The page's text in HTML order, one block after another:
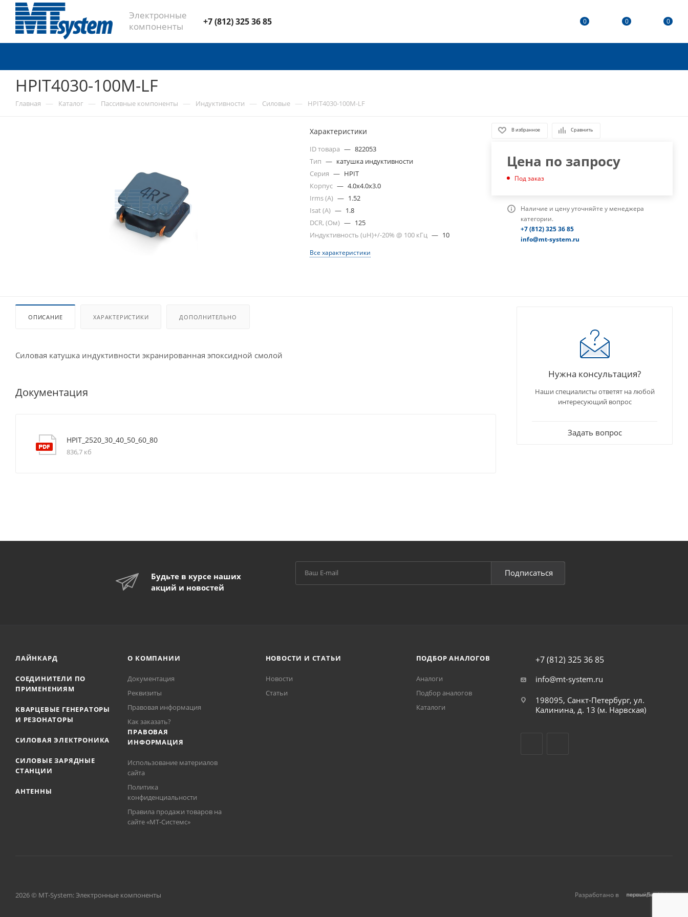
Электронные
компоненты
+7 (812) 325 36 85 0 0 0
HPIT4030-100M-LF
Главная — Каталог — Пассивные компоненты — Индуктивности — Силовые — HPIT4030-100M-LF
Характеристики
ID товара — 822053
Тип — катушка индуктивности
Серия — HPIT
Корпус — 4.0x4.0x3.0
Irms (A) — 1.52
Isat (A) — 1.8
DCR, (Ом) — 125
Индуктивность (uH)+/-20% @ 100 кГц — 10
Все характеристики
В избранное Сравнить
Цена по запросу
Под заказ
Наличие и цену уточняйте у менеджера
категории.
+7 (812) 325 36 85
info@mt-system.ru
ОПИСАНИЕ ХАРАКТЕРИСТИКИ ДОПОЛНИТЕЛЬНО
Силовая катушка индуктивности экранированная эпоксидной смолой
Документация
HPIT_2520_30_40_50_60_80
836,7 кб
Нужна консультация?
Наши специалисты ответят на любой
интересующий вопрос
Задать вопрос
Будьте в курсе наших
акций и новостей
Подписаться
ЛАЙНКАРД
СОЕДИНИТЕЛИ ПО
ПРИМЕНЕНИЯМ
КВАРЦЕВЫЕ ГЕНЕРАТОРЫ
И РЕЗОНАТОРЫ
СИЛОВАЯ ЭЛЕКТРОНИКА
СИЛОВЫЕ ЗАРЯДНЫЕ
СТАНЦИИ
АНТЕННЫ
О КОМПАНИИ
Документация
Реквизиты
Правовая информация
Как заказать?
ПРАВОВАЯ
ИНФОРМАЦИЯ
Использование материалов
сайта
Политика
конфиденциальности
Правила продажи товаров на
сайте «МТ-Системс»
НОВОСТИ И СТАТЬИ
Новости
Статьи
ПОДБОР АНАЛОГОВ
Аналоги
Подбор аналогов
Каталоги
+7 (812) 325 36 85
info@mt-system.ru
198095, Санкт-Петербург, ул.
Калинина, д. 13 (м. Нарвская)
2026 © MT-System: Электронные компоненты Разработано в